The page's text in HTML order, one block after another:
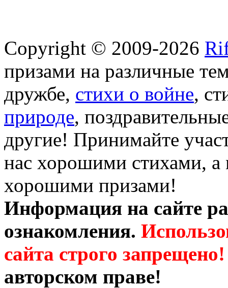
Copyright © 2009-2026
призами на различные
дружбе, стихи о войне,
природе,
другие! Принимайте
нас хорошими стихами, а
хорошими призами!
Информация на сайте
ознакомления.
сайта строго запрещено!
авторском праве!